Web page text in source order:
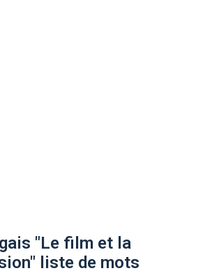
"Le film et la
liste de mots